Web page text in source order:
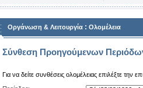
Οργάνωση & Λειτουργία : Ολομέλεια
Σύνθεση Προηγούμενων
Για να δείτε συνθέσεις ολομέλειας επιλέξτε την